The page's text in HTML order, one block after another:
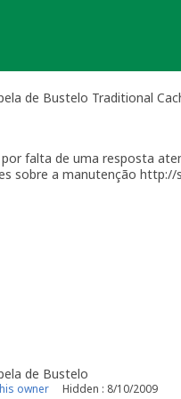
de Bustelo Traditional
falta de uma resposta
sobre a manutenção
temporariamente a
o problema. É-lhe
da sua geocache. Se
por um longo período de
é considerado capaz de
fez registo de geocaches
a 200 milhas (322
distância de 25 milhas
nesta situação fica a
para manter uma
de Bustelo
owner Hidden : 8/10/2009